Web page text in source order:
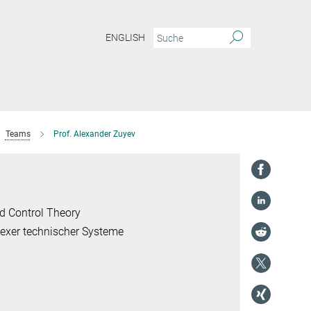
ENGLISH
Teams Prof. Alexander Zuyev
Control Theory
technischer Systeme